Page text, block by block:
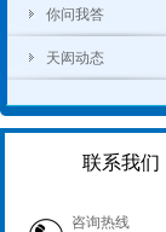
你问我答
天闳动态
联系我们
咨询热线